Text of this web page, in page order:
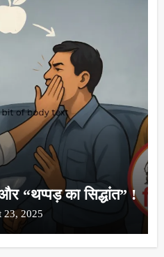
“थप्पड़ का सिद्धांत” !
23, 2025